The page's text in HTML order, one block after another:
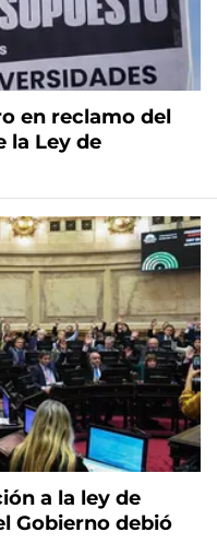
en reclamo del
la Ley de
a la ley de
Gobierno debió